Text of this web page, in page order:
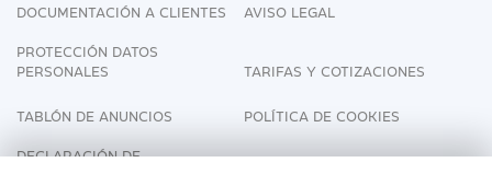
DOCUMENTACIÓN A CLIENTES
AVISO LEGAL
PROTECCIÓN DATOS
PERSONALES
TARIFAS Y COTIZACIONES
TABLÓN DE ANUNCIOS
POLÍTICA DE COOKIES
DECLARACIÓN DE